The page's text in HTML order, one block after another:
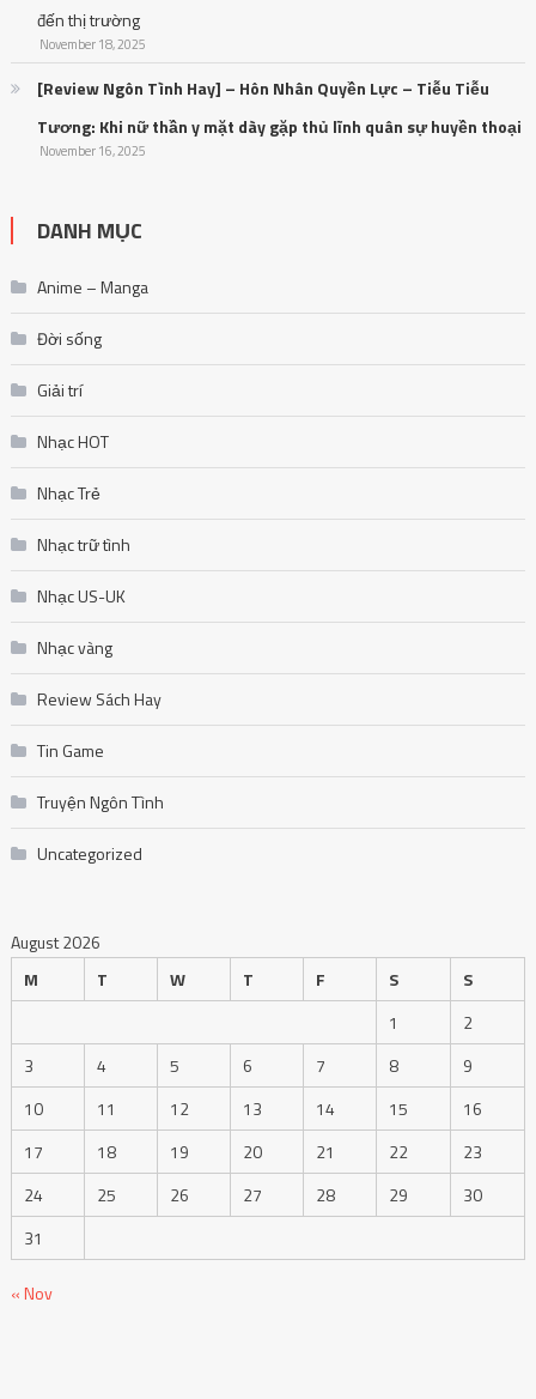
đến thị trường
November 18, 2025
[Review Ngôn Tình Hay] – Hôn Nhân Quyền Lực – Tiễu Tiễu
Tương: Khi nữ thần y mặt dày gặp thủ lĩnh quân sự huyền thoại
November 16, 2025
DANH MỤC
Anime – Manga
Đời sống
Giải trí
Nhạc HOT
Nhạc Trẻ
Nhạc trữ tình
Nhạc US-UK
Nhạc vàng
Review Sách Hay
Tin Game
Truyện Ngôn Tình
Uncategorized
August 2026
M
T W T F S
S
1
2
3
4 5 6 7 8
9
10
11 12 13 14 15
16
17
18 19 20 21 22
23
24
25 26 27 28 29
30
31
« Nov